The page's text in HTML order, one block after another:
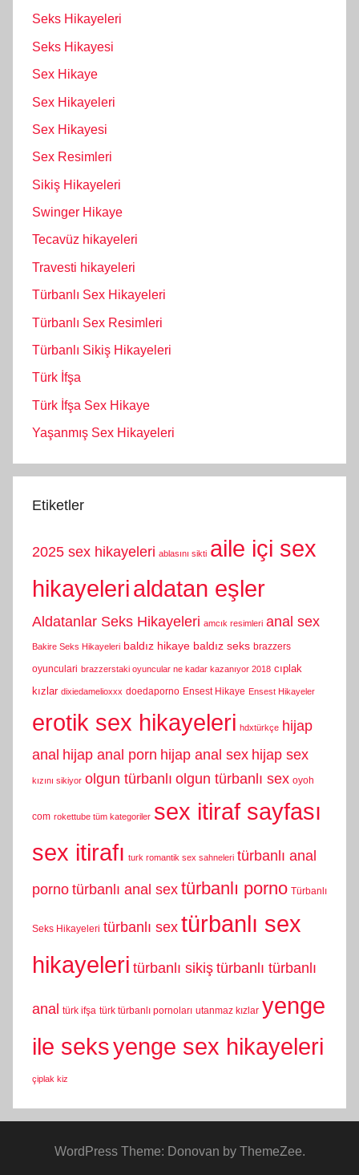
Seks Hikayeleri
Seks Hikayesi
Sex Hikaye
Sex Hikayeleri
Sex Hikayesi
Sex Resimleri
Sikiş Hikayeleri
Swinger Hikaye
Tecavüz hikayeleri
Travesti hikayeleri
Türbanlı Sex Hikayeleri
Türbanlı Sex Resimleri
Türbanlı Sikiş Hikayeleri
Türk İfşa
Türk İfşa Sex Hikaye
Yaşanmış Sex Hikayeleri
Etiketler
2025 sex hikayeleri ablasını sikti aile içi sex
hikayelerialdatan eşler
Aldatanlar Seks Hikayeleri amcık resimleri anal sex
Bakire Seks Hikayeleri baldız hikaye baldız seks brazzers
oyunculari brazzerstaki oyuncular ne kadar kazanıyor 2018 cıplak
kızlar dixiedamelioxxx doedaporno Ensest Hikaye Ensest Hikayeler
erotik sex hikayeleri hdxtürkçe hijap
anal hijap anal porn hijap anal sex hijap sex
kızını sikiyor olgun türbanlı olgun türbanlı sex oyoh
com rokettube tüm kategoriler sex itiraf sayfası
sex itirafı turk romantik sex sahneleri türbanlı anal
porno türbanlı anal sex türbanlı porno Türbanlı
Seks Hikayeleri türbanlı sex türbanlı sex
hikayeleri türbanlı sikiş türbanlı türbanlı
anal türk ifşa türk türbanlı pornoları utanmaz kızlar yenge
ile seksyenge sex hikayeleri
çiplak kiz
WordPress Theme: Donovan by ThemeZee.